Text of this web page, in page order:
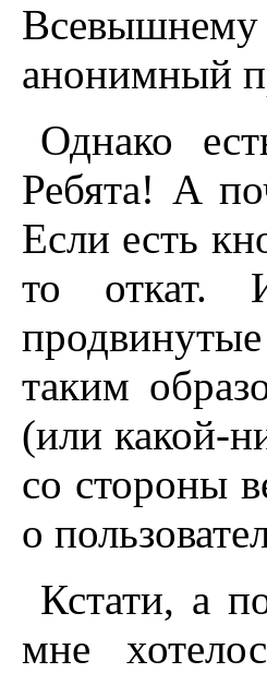
анонимный
Однако
Ребята! А
Если есть
то откат.
таким
(или какой-
со стороны
о
Кстати, а
мне